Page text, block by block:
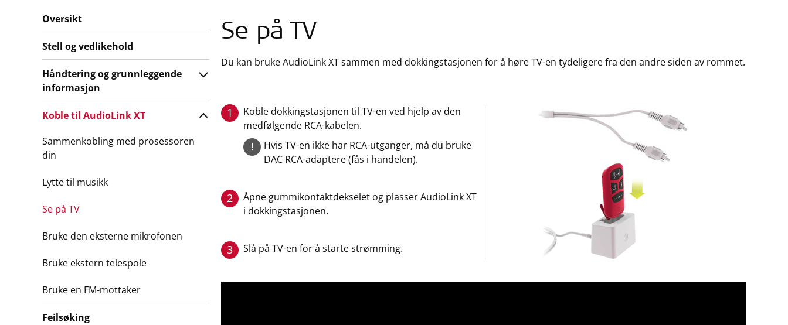
Se på TV
Du kan bruke AudioLink XT sammen med dokkingstasjonen for å høre TV-en tydeligere fra den andre siden av rommet.
1
Koble dokkingstasjonen til TV-en ved hjelp av den
medfølgende RCA-kabelen.
!
Hvis TV-en ikke har RCA-utganger, må du bruke
DAC RCA-adaptere (fås i handelen).
2
Åpne gummikontaktdekselet og plasser AudioLink XT
i dokkingstasjonen.
3 Slå på TV-en for å starte strømming.
Oversikt
Stell og vedlikehold
Håndtering og grunnleggende
informasjon
Koble til AudioLink XT
Sammenkobling med prosessoren
din
Lytte til musikk
Se på TV
Bruke den eksterne mikrofonen
Bruke ekstern telespole
Bruke en FM-mottaker
Feilsøking